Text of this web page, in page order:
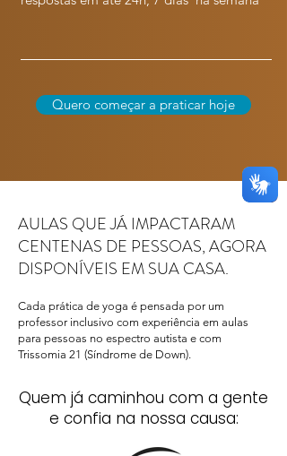
Quero começar a praticar hoje
AULAS QUE JÁ IMPACTARAM
CENTENAS DE PESSOAS, AGORA
DISPONÍVEIS EM SUA CASA.
Cada prática de yoga é pensada por um
professor inclusivo com experiência em aulas
para pessoas no espectro autista e com
Trissomia 21 (Síndrome de Down).
Quem já caminhou com a gente
e confia na nossa causa: